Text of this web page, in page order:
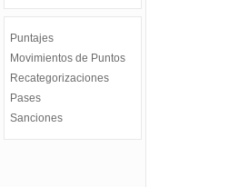
Puntajes
Movimientos de Puntos
Recategorizaciones
Pases
Sanciones